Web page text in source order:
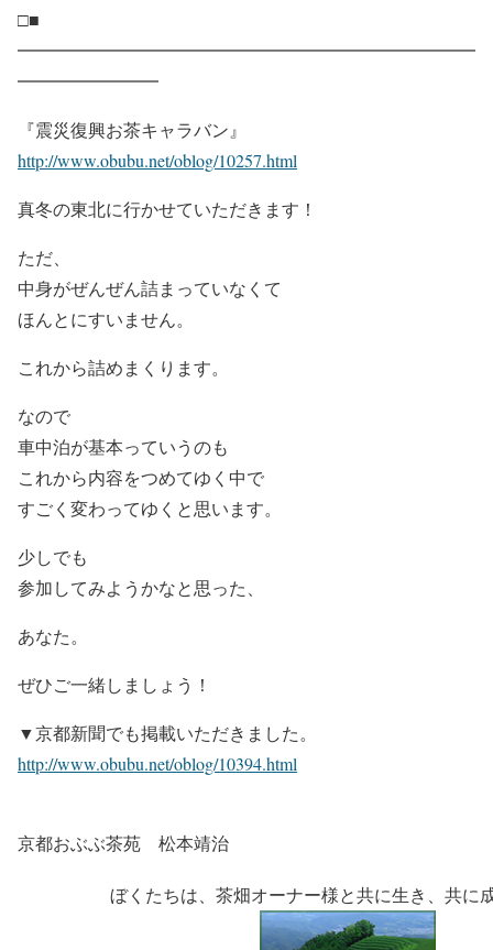
□■
━━━━━━━━━━━━━━━━━━━━━━━━━━
━━━━━━━━
『震災復興お茶キャラバン』
http://www.obubu.net/oblog/10257.html
真冬の東北に行かせていただきます！
ただ、
中身がぜんぜん詰まっていなくて
ほんとにすいません。
これから詰めまくります。
なので
車中泊が基本っていうのも
これから内容をつめてゆく中で
すごく変わってゆくと思います。
少しでも
参加してみようかなと思った、
あなた。
ぜひご一緒しましょう！
▼京都新聞でも掲載いただきました。
http://www.obubu.net/oblog/10394.html
京都おぶぶ茶苑 松本靖治
ぼくたちは、茶畑オーナー様と共に生き、共に